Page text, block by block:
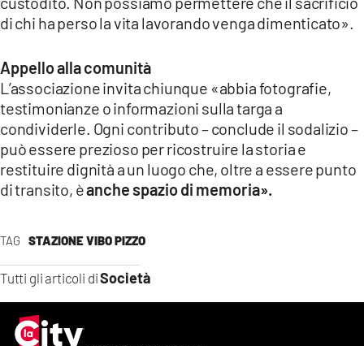
TAG STAZIONE VIBO PIZZO
Tutti gli articoli diSocietà
di chi ha perso la vita lavorando venga dimenticato».
Appello alla comunità
L’associazione invita chiunque «abbia fotografie,
testimonianze o informazioni sulla targa a
condividerle. Ogni contributo – conclude il sodalizio –
può essere prezioso per ricostruire la storia e
restituire dignità a un luogo che, oltre a essere punto
di transito, èanche spazio di memoria».